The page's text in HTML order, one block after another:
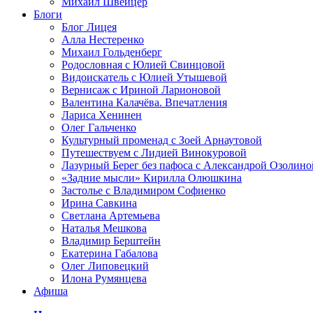
Блоги
Блог Лицея
Алла Нестеренко
Михаил Гольденберг
Родословная с Юлией Свинцовой
Видоискатель с Юлией Утышевой
Вернисаж с Ириной Ларионовой
Валентина Калачёва. Впечатления
Лариса Хенинен
Олег Гальченко
Культурный променад с Зоей Арнаутовой
Путешествуем с Лидией Винокуровой
Лазурный Берег без пафоса с Александрой
«Задние мысли» Кирилла Олюшкина
Застолье с Владимиром Софиенко
Ирина Савкина
Светлана Артемьева
Наталья Мешкова
Владимир Берштейн
Екатерина Габалова
Олег Липовецкий
Илона Румянцева
Афиша